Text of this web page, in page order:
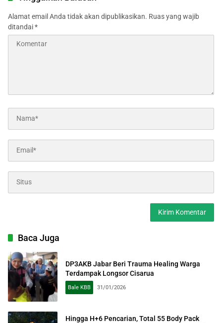
Alamat email Anda tidak akan dipublikasikan. Ruas yang wajib
ditandai*
Baca Juga
DP3AKB Jabar Beri Trauma Healing Warga
Terdampak Longsor Cisarua
Bale KBB 31/01/2026
Hingga H+6 Pencarian, Total 55 Body Pack